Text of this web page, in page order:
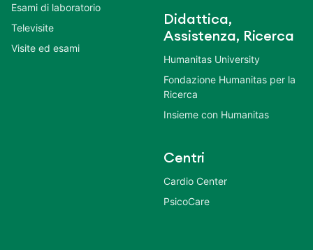
Esami di laboratorio
Televisite
Visite ed esami
Didattica,
Assistenza, Ricerca
Humanitas University
Fondazione Humanitas per la
Ricerca
Insieme con Humanitas
Centri
Cardio Center
PsicoCare